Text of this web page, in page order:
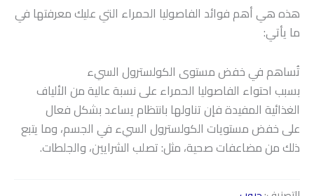
هذه هي أهم فوائد الفاصوليا الحمراء التي عليك معرفتها في
ما يأتي:
تُساهم في خفض مستوى الكولسترول السيء
بسبب احتواء الفاصوليا الحمراء على نسبة عالية من الألياف
الغذائية المفيدة فإن تناولها بانتظام يساعد بشكل فعال
على خفض مستويات الكولسترول السيء في الجسم، وما يتبع
ذلك من مضاعفات صحية، مثل: تصلب الشرايين، والجلطات.